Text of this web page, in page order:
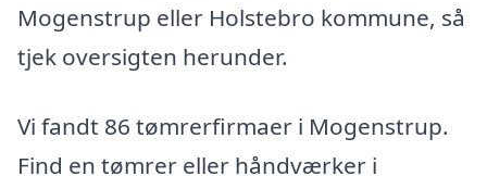
Mogenstrup eller Holstebro kommune, så
tjek oversigten herunder.
Vi fandt 86 tømrerfirmaer i Mogenstrup.
Find en tømrer eller håndværker i